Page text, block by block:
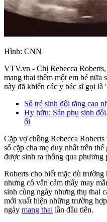
Hình: CNN
VTV.vn - Chị Rebecca
mang thai thêm một em bé nữa
này đã khiến các y bác sĩ gọi
Số trẻ sinh đôi tăng cao
Hy hữu: Sản phụ sinh
ối
Cặp vợ chồng Rebecca
số cặp cha mẹ duy nhất trên
được sinh ra thông qua phương
Roberts cho biết mặc dù
nhưng cô vẫn cảm thấy may
sinh cùng ngày nhưng thụ thai
mới xuất hiện những trường
ngày mang thai lần đầu tiên.